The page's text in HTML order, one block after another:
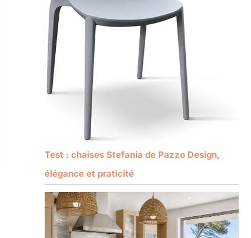
Test : chaises Stefania de Pazzo Design,
élégance et praticité